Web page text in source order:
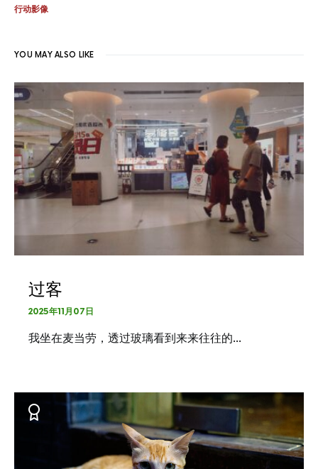
行动影像
YOU MAY ALSO LIKE
过客
2025年11月07日
我坐在麦当劳，透过玻璃看到来来往往的…